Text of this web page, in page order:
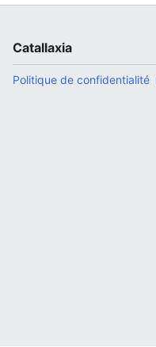
Catallaxia
Politique de confidentialité